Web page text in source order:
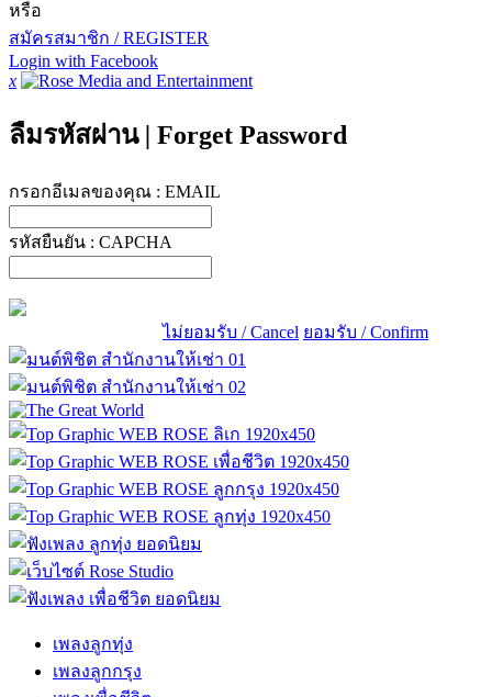
หรือ
สมัครสมาชิก / REGISTER
Login with Facebook
x
ลืมรหัสผ่าน | Forget Password
กรอกอีเมลของคุณ : EMAIL
รหัสยืนยัน : CAPCHA
ไม่ยอมรับ / Cancel ยอมรับ / Confirm
เพลงลูกทุ่ง
เพลงลูกกรุง